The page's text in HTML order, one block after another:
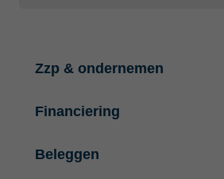
Zzp & ondernemen
Financiering
Beleggen